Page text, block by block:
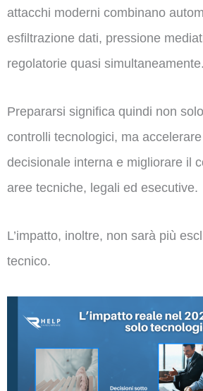
attacchi moderni combinano
esfiltrazione dati, pressione
regolatorie quasi simultaneamente.
Prepararsi significa quindi non
controlli tecnologici, ma
decisionale interna e migliorare il
aree tecniche, legali ed esecutive.
L’impatto, inoltre, non sarà più
tecnico.